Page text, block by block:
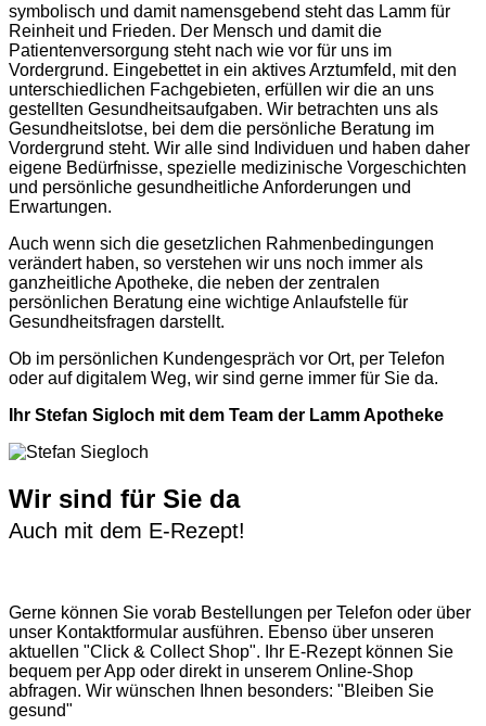
symbolisch und damit namensgebend steht das Lamm für
Reinheit und Frieden. Der Mensch und damit die
Patientenversorgung steht nach wie vor für uns im
Vordergrund. Eingebettet in ein aktives Arztumfeld, mit den
unterschiedlichen Fachgebieten, erfüllen wir die an uns
gestellten Gesundheitsaufgaben. Wir betrachten uns als
Gesundheitslotse, bei dem die persönliche Beratung im
Vordergrund steht. Wir alle sind Individuen und haben daher
eigene Bedürfnisse, spezielle medizinische Vorgeschichten
und persönliche gesundheitliche Anforderungen und
Erwartungen.
Auch wenn sich die gesetzlichen Rahmenbedingungen
verändert haben, so verstehen wir uns noch immer als
ganzheitliche Apotheke, die neben der zentralen
persönlichen Beratung eine wichtige Anlaufstelle für
Gesundheitsfragen darstellt.
Ob im persönlichen Kundengespräch vor Ort, per Telefon
oder auf digitalem Weg, wir sind gerne immer für Sie da.
Ihr Stefan Sigloch mit dem Team der Lamm Apotheke
Wir sind für Sie da
Auch mit dem E-Rezept!
Gerne können Sie vorab Bestellungen per Telefon oder über
unser Kontaktformular ausführen. Ebenso über unseren
aktuellen "Click & Collect Shop". Ihr E-Rezept können Sie
bequem per App oder direkt in unserem Online-Shop
abfragen. Wir wünschen Ihnen besonders: "Bleiben Sie
gesund"